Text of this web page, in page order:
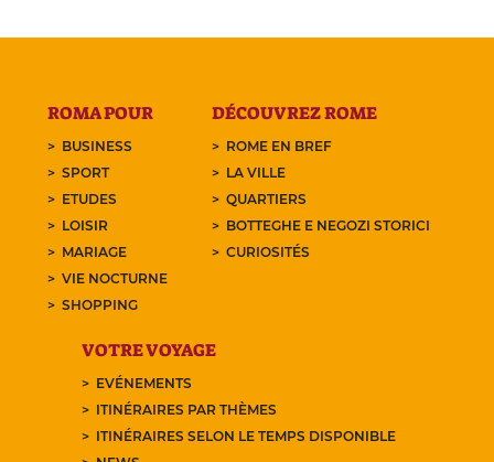
ROMA POUR
BUSINESS
SPORT
ETUDES
LOISIR
MARIAGE
VIE NOCTURNE
SHOPPING
DÉCOUVREZ ROME
ROME EN BREF
LA VILLE
QUARTIERS
BOTTEGHE E NEGOZI STORICI
CURIOSITÉS
VOTRE VOYAGE
EVÉNEMENTS
ITINÉRAIRES PAR THÈMES
ITINÉRAIRES SELON LE TEMPS DISPONIBLE